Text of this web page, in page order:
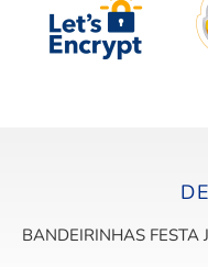
BANDEIRINHAS